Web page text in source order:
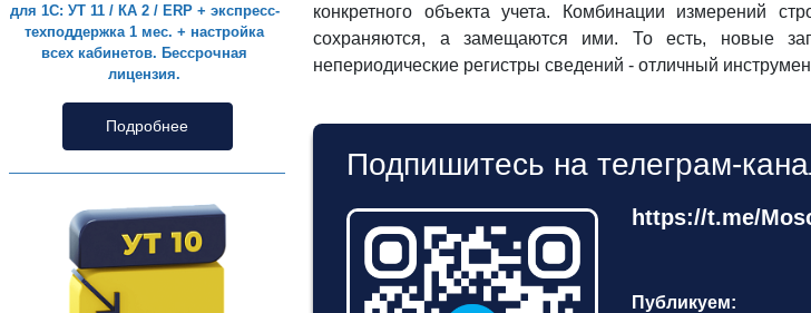
для 1С: УТ 11 / КА 2 / ERP + экспресс-
техподдержка 1 мес. + настройка
всех кабинетов. Бессрочная
лицензия.
Подробнее
конкретного объекта учета. Комбинации измерений
сохраняются, а замещаются ими. То есть, новые
непериодические регистры сведений - отличный
Подпишитесь на телеграм-
https://t.me/
Публикуем: